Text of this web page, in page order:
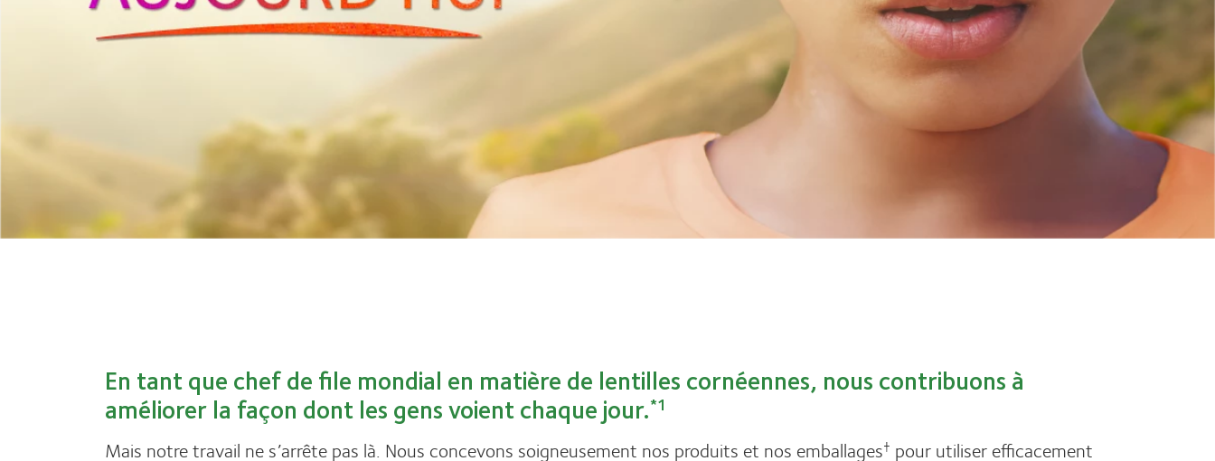
En tant que chef de file mondial en matière de lentilles cornéennes, nous contribuons à
améliorer la façon dont les gens voient chaque jour.*1
Mais notre travail ne s’arrête pas là. Nous concevons soigneusement nos produits et nos emballages† pour utiliser efficacement